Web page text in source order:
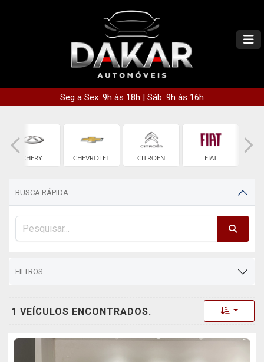
Seg a Sex: 9h às 18h | Sáb: 9h às 16h
CHERY CHEVROLET CITROEN FIAT
BUSCA RÁPIDA
FILTROS
1 VEÍCULOS ENCONTRADOS. Toggle